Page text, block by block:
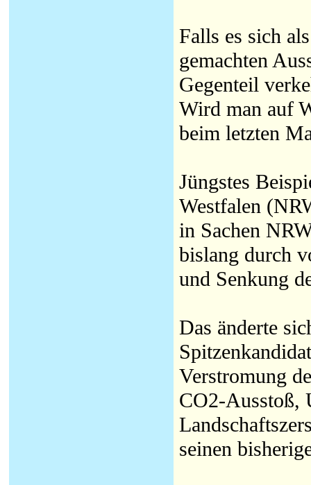
Falls es sich
gemachten
Gegenteil
Wird man auf
beim letzten
Jüngstes
Westfalen
in Sachen
bislang durch
und Senkung
Das änderte
Verstromung
CO2-Ausstoß,
seinen